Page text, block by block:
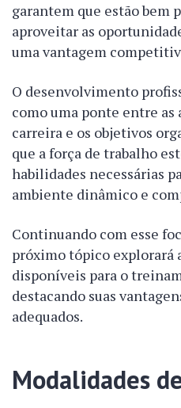
garantem que estão bem
aproveitar as
uma vantagem
O desenvolvimento
como uma ponte entre
carreira e os objetivos
que a força de trabalho
habilidades necessárias
ambiente dinâmico e
Continuando com esse
próximo tópico explorará
disponíveis para o
destacando suas
adequados.
Modalidades